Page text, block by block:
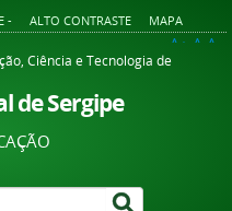
- ALTO CONTRASTE MAPA
A+ A A-
Ciência e Tecnologia de
de Sergipe